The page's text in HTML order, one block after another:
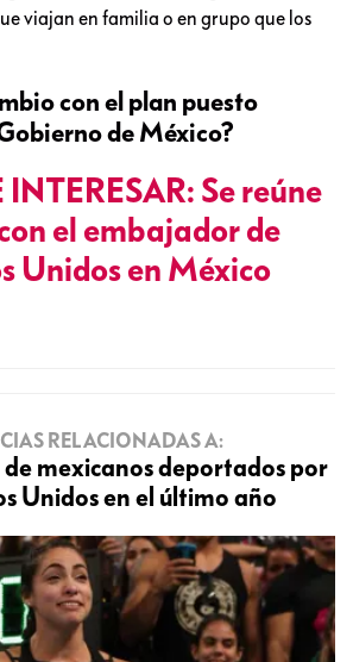
viajan en familia o en grupo que los
con el plan puesto
de México?
INTERESAR: Se reúne
el embajador de
Unidos en México
RELACIONADAS A:
de mexicanos deportados por
Unidos en el último año